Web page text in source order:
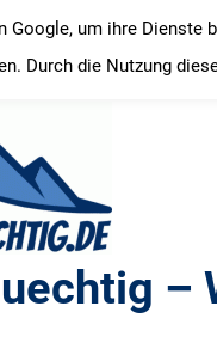
–
um ihre Dienste
Durch die Nutzung